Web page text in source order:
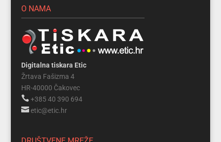
O NAMA
Digitalna tiskara Etic
Žrtava Fašizma 4
HR-40000 Čakovec
+385 40 390 694
etic@etic.hr